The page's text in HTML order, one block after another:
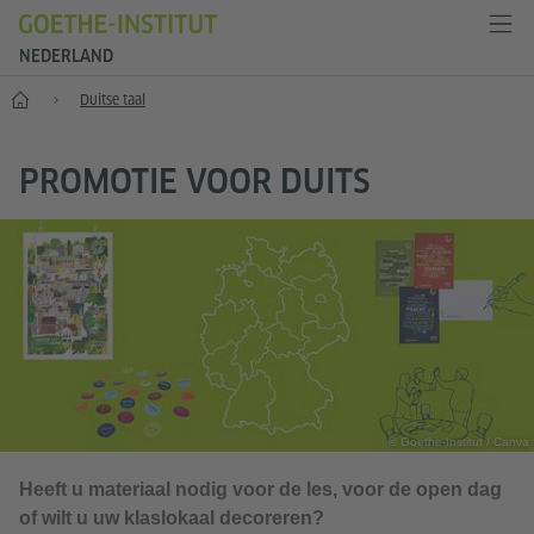
NEDERLAND
Goethe-Institut Niederlande
Duitse taal
PROMOTIE VOOR DUITS
© Goethe-Institut / Canva
Heeft u materiaal nodig voor de les, voor de open dag
of wilt u uw klaslokaal decoreren?